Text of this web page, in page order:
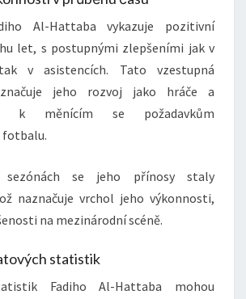
Al-Hattaba vykazuje pozitivní
let, s postupnými zlepšeními jak v
v asistencích. Tato vzestupná
jeho rozvoj jako hráče a
k měnícím se požadavkům
fotbalu.
sezónách se jeho přínosy staly
naznačuje vrchol jeho výkonnosti,
na mezinárodní scéně.
statistik
Fadiho Al-Hattaba mohou